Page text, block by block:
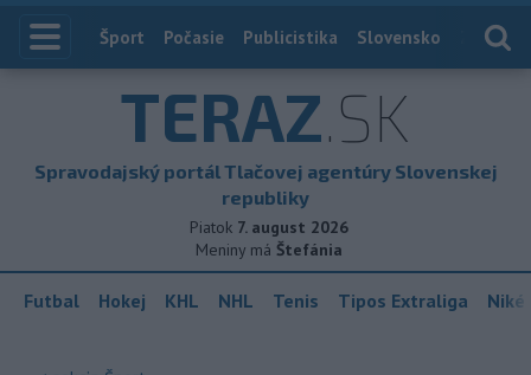
Index
Šport Počasie Publicistika Slovensko
TERAZ.SK
Spravodajský portál Tlačovej agentúry Slovenskej
republiky
Piatok 7. august 2026
Meniny má Štefánia
Futbal Hokej KHL NHL Tenis Tipos Extraliga